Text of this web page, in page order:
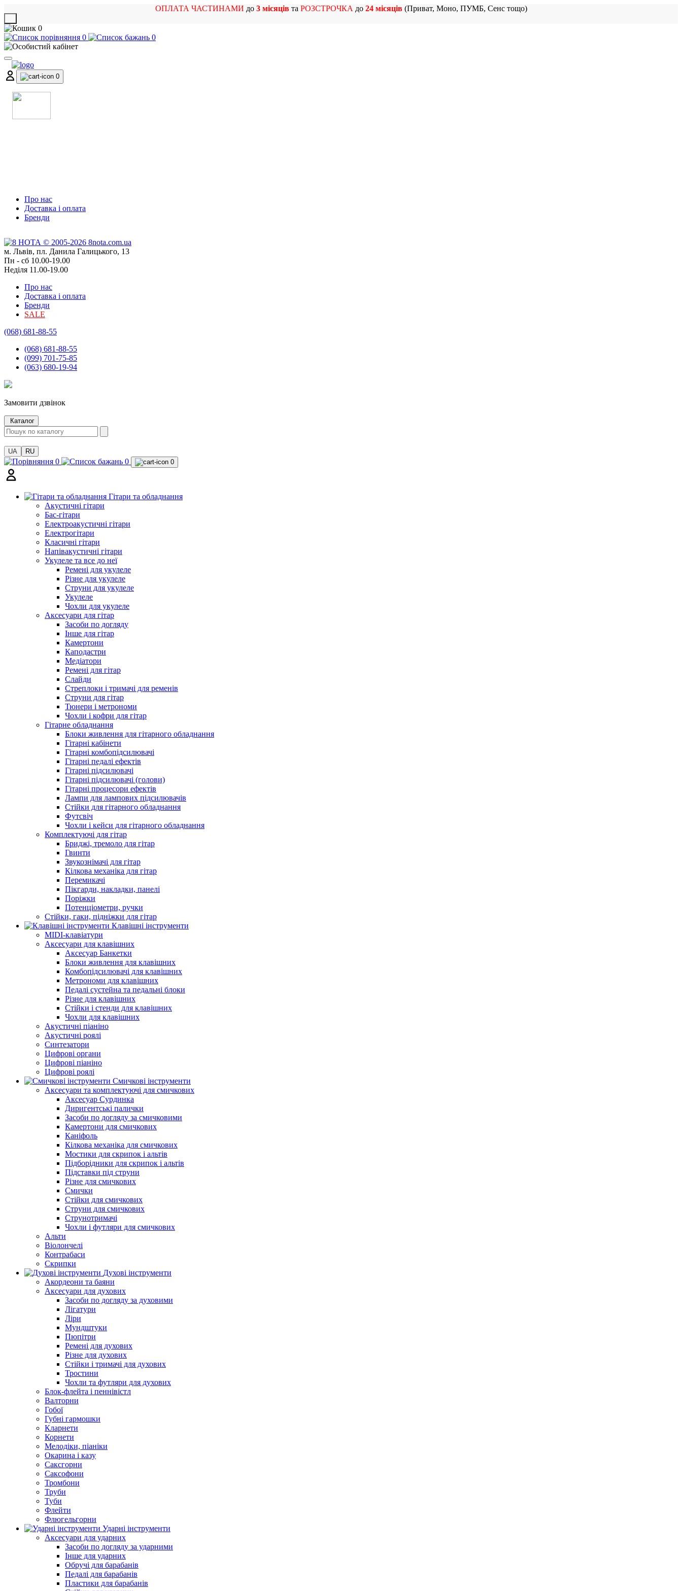
ОПЛАТА ЧАСТИНАМИ до 3 місяцівта РОЗСТРОЧКА до 24 місяців(Приват, Моно, ПУМБ, Сенс тощо)
0
0
0
0
Про нас
Доставка і оплата
Бренди
м. Львів, пл. Данила Галицького, 13
Пн - сб 10.00-19.00
Неділя 11.00-19.00
Про нас
Доставка і оплата
Бренди
SALE
(068) 681-88-55
(068) 681-88-55
(099) 701-75-85
(063) 680-19-94
Замовити дзвінок
Каталог
UA RU
0 0 0
Гітари та обладнання
Акустичні гітари
Бас-гітари
Електроакустичні гітари
Електрогітари
Класичні гітари
Напівакустичні гітари
Укулеле та все до неї
Ремені для укулеле
Різне для укулеле
Струни для укулеле
Укулеле
Чохли для укулеле
Аксесуари для гітар
Засоби по догляду
Інше для гітар
Камертони
Каподастри
Медіатори
Ремені для гітар
Слайди
Стреплоки і тримачі для ременів
Струни для гітар
Тюнери і метрономи
Чохли і кофри для гітар
Гітарне обладнання
Блоки живлення для гітарного обладнання
Гітарні кабінети
Гітарні комбопідсилювачі
Гітарні педалі ефектів
Гітарні підсилювачі
Гітарні підсилювачі (голови)
Гітарні процесори ефектів
Лампи для лампових підсилювачів
Стійки для гітарного обладнання
Футсвіч
Чохли і кейси для гітарного обладнання
Комплектуючі для гітар
Бриджі, тремоло для гітар
Гвинти
Звукознімачі для гітар
Кілкова механіка для гітар
Перемикачі
Пікгарди, накладки, панелі
Поріжки
Потенціометри, ручки
Стійки, гаки, підніжки для гітар
Клавішні інструменти
MIDI-клавіатури
Аксесуари для клавішних
Аксесуар Банкетки
Блоки живлення для клавішних
Комбопідсилювачі для клавішних
Метрономи для клавішних
Педалі сустейна та педальні блоки
Різне для клавішних
Стійки і стенди для клавішних
Чохли для клавішних
Акустичні піаніно
Акустичні роялі
Синтезатори
Цифрові органи
Цифрові піаніно
Цифрові роялі
Смичкові інструменти
Аксесуари та комплектуючі для смичкових
Аксесуар Сурдинка
Диригентські палички
Засоби по догляду за смичковими
Камертони для смичкових
Каніфоль
Кілкова механіка для смичкових
Мостики для скрипок і альтів
Підборiдники для скрипок і альтів
Підставки під струни
Різне для смичкових
Смички
Стійки для смичкових
Струни для смичкових
Струнотримачі
Чохли і футляри для смичкових
Альти
Віолончелі
Контрабаси
Скрипки
Духові інструменти
Акордеони та баяни
Аксесуари для духових
Засоби по догляду за духовими
Лігатури
Ліри
Мундштуки
Пюпітри
Ремені для духових
Різне для духових
Стійки і тримачі для духових
Тростини
Чохли та футляри для духових
Блок-флейта і пеннівістл
Валторни
Гобої
Губні гармошки
Кларнети
Корнети
Мелодіки, піаніки
Окарина і казу
Саксгорни
Саксофони
Тромбони
Труби
Туби
Флейти
Флюгельгорни
Ударні інструменти
Аксесуари для ударних
Засоби по догляду за ударними
Інше для ударних
Обручі для барабанів
Педалі для барабанів
Пластики для барабанів